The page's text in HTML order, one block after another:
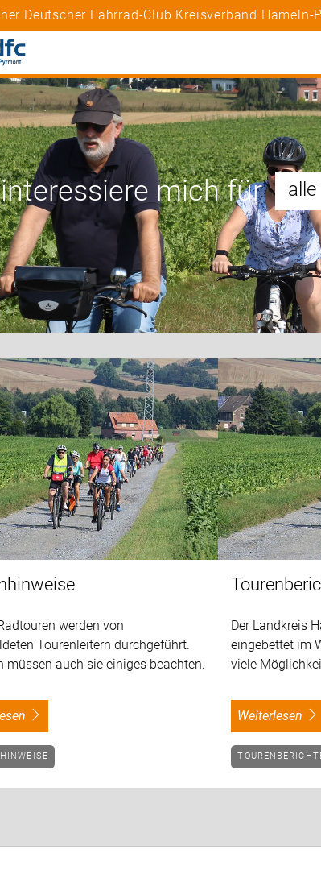
Deutscher Fahrrad-Club Kreisverband Hameln-
mich für
werden von
Tourenleitern durchgeführt.
müssen auch sie einiges beachten.
Der Landkreis
eingebettet im
viele
weiterlesen